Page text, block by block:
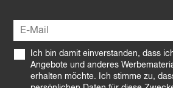
Ich bin damit einverstanden, dass
Angebote und anderes
erhalten möchte. Ich stimme zu,